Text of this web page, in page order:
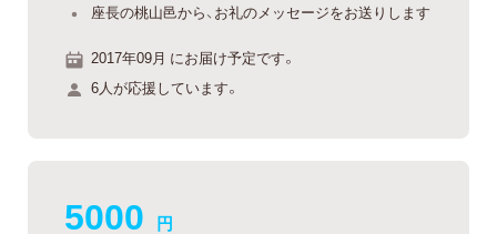
座長の桃山邑から、お礼のメッセージをお送りします
2017年09月 にお届け予定です。
6人が応援しています。
5000 円